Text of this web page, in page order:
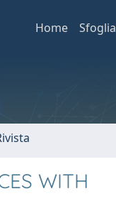
Home Sfoglia
WITH